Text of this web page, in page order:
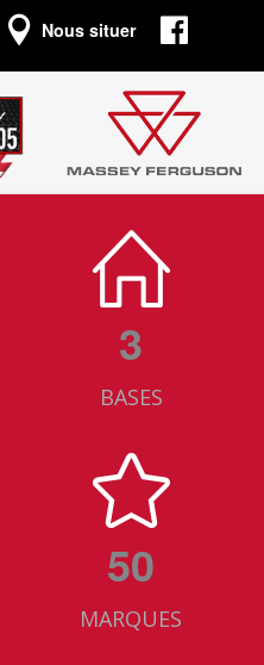
Nous situer
3
BASES
50
MARQUES